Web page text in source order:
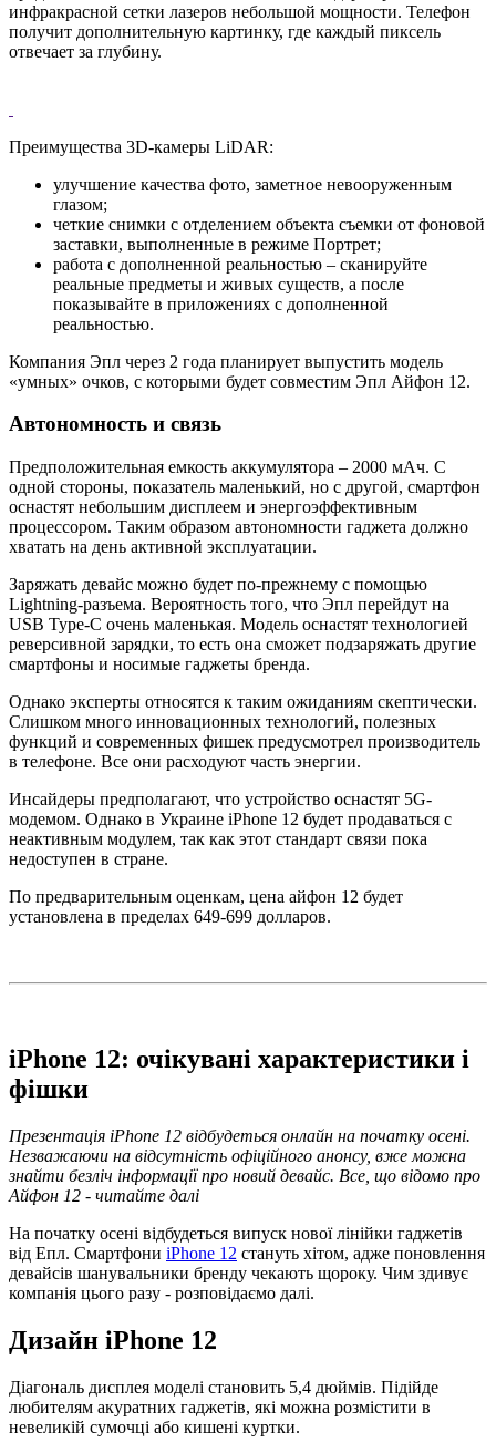
инфракрасной сетки лазеров небольшой мощности. Телефон
получит дополнительную картинку, где каждый пиксель
отвечает за глубину.
Преимущества 3D-камеры LiDAR:
улучшение качества фото, заметное невооруженным
глазом;
четкие снимки с отделением объекта съемки от фоновой
заставки, выполненные в режиме Портрет;
работа с дополненной реальностью – сканируйте
реальные предметы и живых существ, а после
показывайте в приложениях с дополненной
реальностью.
Компания Эпл через 2 года планирует выпустить модель
«умных» очков, с которыми будет совместим Эпл Айфон 12.
Автономность и связь
Предположительная емкость аккумулятора – 2000 мАч. С
одной стороны, показатель маленький, но с другой, смартфон
оснастят небольшим дисплеем и энергоэффективным
процессором. Таким образом автономности гаджета должно
хватать на день активной эксплуатации.
Заряжать девайс можно будет по-прежнему с помощью
Lightning-разъема. Вероятность того, что Эпл перейдут на
USB Type-C очень маленькая. Модель оснастят технологией
реверсивной зарядки, то есть она сможет подзаряжать другие
смартфоны и носимые гаджеты бренда.
Однако эксперты относятся к таким ожиданиям скептически.
Слишком много инновационных технологий, полезных
функций и современных фишек предусмотрел производитель
в телефоне. Все они расходуют часть энергии.
Инсайдеры предполагают, что устройство оснастят 5G-
модемом. Однако в Украине iPhone 12 будет продаваться с
неактивным модулем, так как этот стандарт связи пока
недоступен в стране.
По предварительным оценкам, цена айфон 12 будет
установлена в пределах 649-699 долларов.
iPhone 12: очікувані характеристики і
фішки
Презентація iPhone 12 відбудеться онлайн на початку осені.
Незважаючи на відсутність офіційного анонсу, вже можна
знайти безліч інформації про новий девайс. Все, що відомо про
Айфон 12 - читайте далі
На початку осені відбудеться випуск нової лінійки гаджетів
від Епл. Смартфони iPhone 12 стануть хітом, адже поновлення
девайсів шанувальники бренду чекають щороку. Чим здивує
компанія цього разу - розповідаємо далі.
Дизайн iPhone 12
Діагональ дисплея моделі становить 5,4 дюймів. Підійде
любителям акуратних гаджетів, які можна розмістити в
невеликій сумочці або кишені куртки.